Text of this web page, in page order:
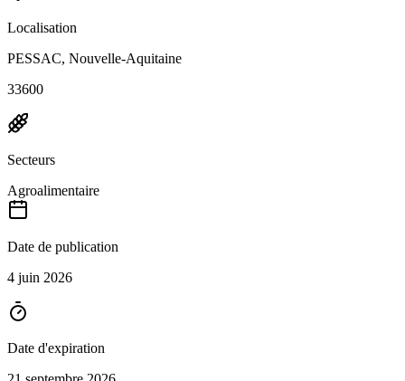
Localisation
PESSAC, Nouvelle-Aquitaine
33600
Secteurs
Agroalimentaire
Date de publication
4 juin 2026
Date d'expiration